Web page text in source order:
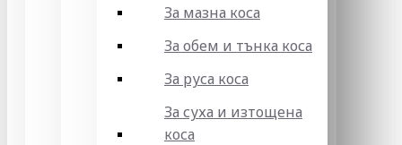
За мазна коса
За обем и тънка коса
За руса коса
За суха и изтощена
коса